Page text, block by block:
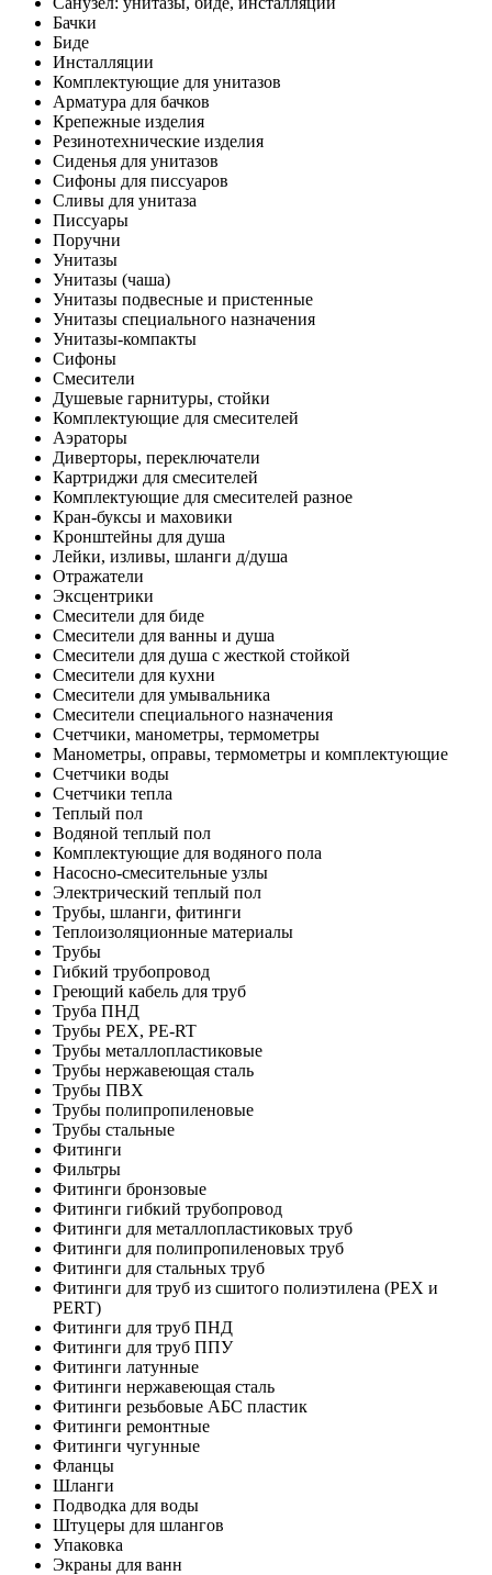
Бачки
Биде
Инсталляции
Комплектующие для унитазов
Арматура для бачков
Крепежные изделия
Резинотехнические изделия
Сиденья для унитазов
Сифоны для писсуаров
Сливы для унитаза
Писсуары
Поручни
Унитазы
Унитазы (чаша)
Унитазы подвесные и пристенные
Унитазы специального назначения
Унитазы-компакты
Сифоны
Смесители
Душевые гарнитуры, стойки
Комплектующие для смесителей
Аэраторы
Диверторы, переключатели
Картриджи для смесителей
Комплектующие для смесителей разное
Кран-буксы и маховики
Кронштейны для душа
Лейки, изливы, шланги д/душа
Отражатели
Эксцентрики
Смесители для биде
Смесители для ванны и душа
Смесители для душа с жесткой стойкой
Смесители для кухни
Смесители для умывальника
Смесители специального назначения
Счетчики, манометры, термометры
Манометры, оправы, термометры и комплектующие
Счетчики воды
Счетчики тепла
Теплый пол
Водяной теплый пол
Комплектующие для водяного пола
Насосно-смесительные узлы
Электрический теплый пол
Трубы, шланги, фитинги
Теплоизоляционные материалы
Трубы
Гибкий трубопровод
Греющий кабель для труб
Труба ПНД
Трубы PEX, PE-RT
Трубы металлопластиковые
Трубы нержавеющая сталь
Трубы ПВХ
Трубы полипропиленовые
Трубы стальные
Фитинги
Фильтры
Фитинги бронзовые
Фитинги гибкий трубопровод
Фитинги для металлопластиковых труб
Фитинги для полипропиленовых труб
Фитинги для стальных труб
Фитинги для труб из сшитого полиэтилена (PEX и
PERT)
Фитинги для труб ПНД
Фитинги для труб ППУ
Фитинги латунные
Фитинги нержавеющая сталь
Фитинги резьбовые АБС пластик
Фитинги ремонтные
Фитинги чугунные
Фланцы
Шланги
Подводка для воды
Штуцеры для шлангов
Упаковка
Экраны для ванн